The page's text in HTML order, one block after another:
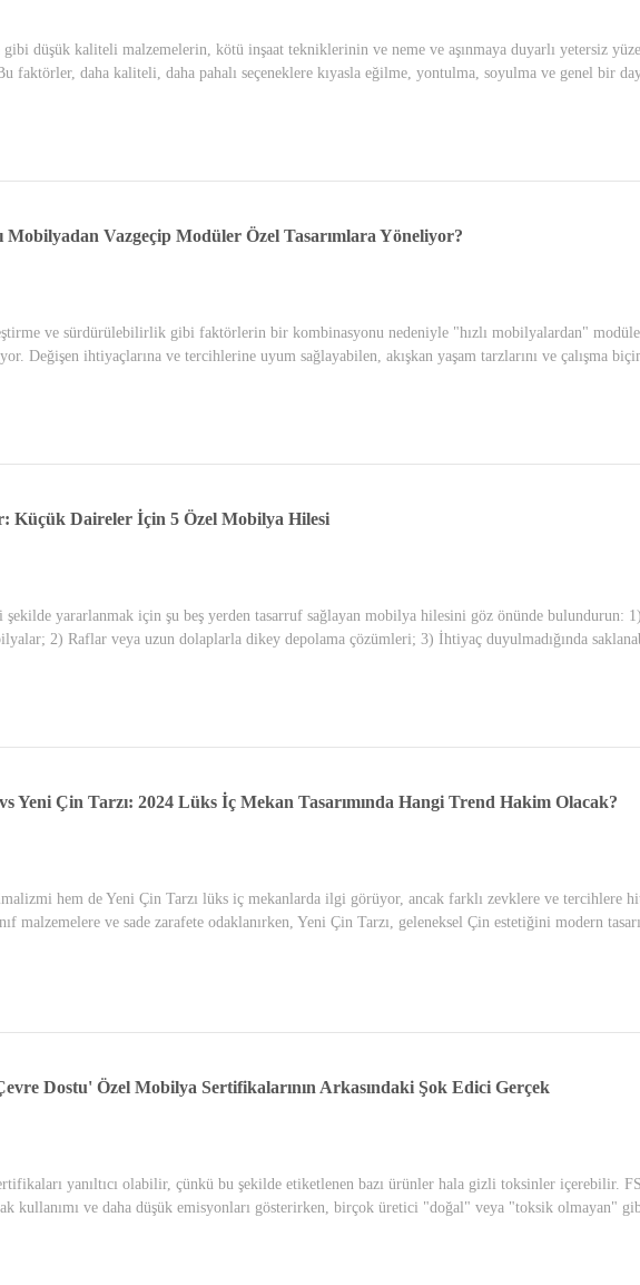
düşük kaliteli malzemelerin, kötü inşaat tekniklerinin ve neme ve aşınmaya duyarlı yetersiz
faktörler, daha kaliteli, daha pahalı seçeneklere kıyasla eğilme, yontulma, soyulma ve genel bir
Mobilyadan Vazgeçip Modüler Özel Tasarımlara Yöneliyor?
ve sürdürülebilirlik gibi faktörlerin bir kombinasyonu nedeniyle "hızlı mobilyalardan"
Değişen ihtiyaçlarına ve tercihlerine uyum sağlayabilen, akışkan yaşam tarzlarını ve çalışma
Küçük Daireler İçin 5 Özel Mobilya Hilesi
yararlanmak için şu beş yerden tasarruf sağlayan mobilya hilesini göz önünde bulundurun:
2) Raflar veya uzun dolaplarla dikey depolama çözümleri; 3) İhtiyaç duyulmadığında
Yeni Çin Tarzı: 2024 Lüks İç Mekan Tasarımında Hangi Trend Hakim Olacak?
hem de Yeni Çin Tarzı lüks iç mekanlarda ilgi görüyor, ancak farklı zevklere ve tercihlere
malzemelere ve sade zarafete odaklanırken, Yeni Çin Tarzı, geleneksel Çin estetiğini modern
Dostu' Özel Mobilya Sertifikalarının Arkasındaki Şok Edici Gerçek
yanıltıcı olabilir, çünkü bu şekilde etiketlenen bazı ürünler hala gizli toksinler içerebilir.
kullanımı ve daha düşük emisyonları gösterirken, birçok üretici "doğal" veya "toksik olmayan"